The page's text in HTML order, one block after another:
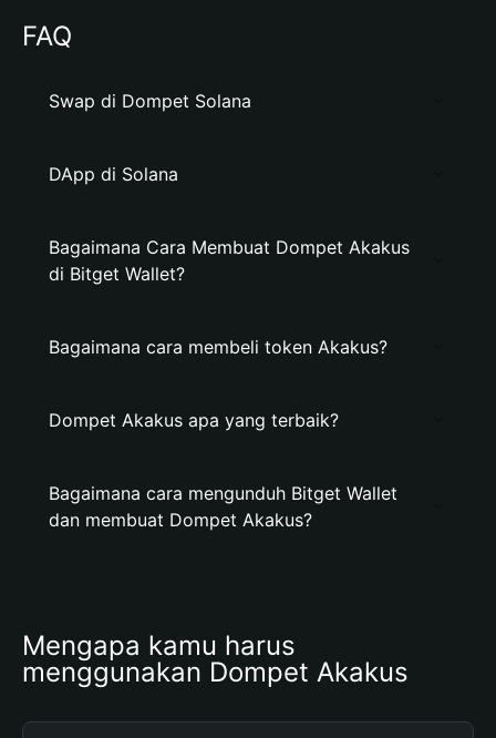
FAQ
Swap di Dompet Solana
DApp di Solana
Bagaimana Cara Membuat Dompet Akakus
di Bitget Wallet?
Bagaimana cara membeli token Akakus?
Dompet Akakus apa yang terbaik?
Bagaimana cara mengunduh Bitget Wallet
dan membuat Dompet Akakus?
Mengapa kamu harus
menggunakan Dompet Akakus